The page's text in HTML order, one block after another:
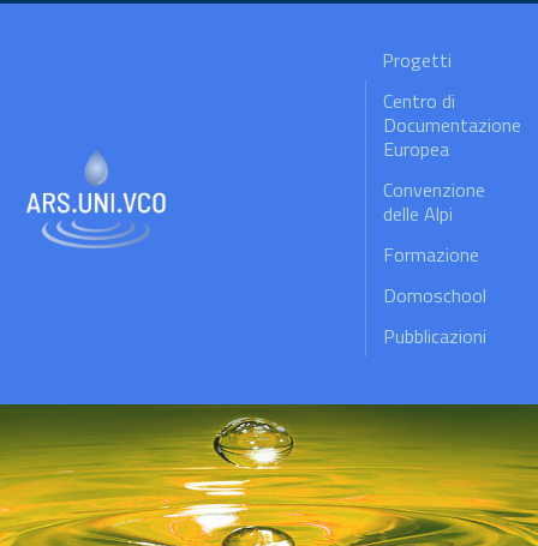
Progetti
Centro di
Documentazione
Europea
Convenzione
delle Alpi
Formazione
Domoschool
Pubblicazioni